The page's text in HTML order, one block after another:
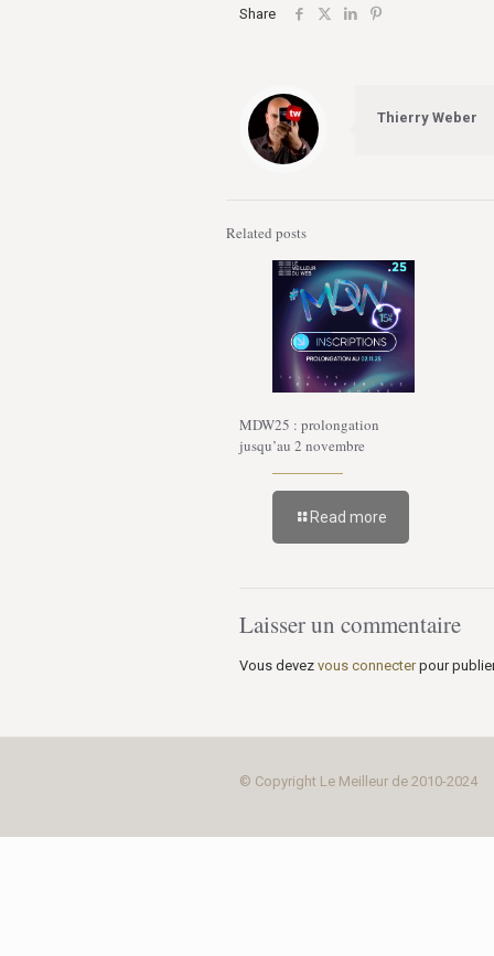
Share
Thierry Weber
Related posts
MDW25 : prolongation
jusqu’au 2 novembre
Read more
Laisser un commentaire
Vous devez vous connecterpour
© Copyright Le Meilleur de 2010-2024